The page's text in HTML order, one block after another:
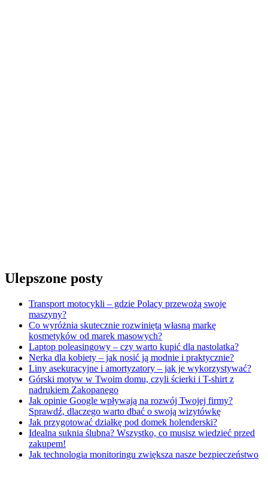
Ulepszone posty
Transport motocykli – gdzie Polacy przewożą swoje
maszyny?
Co wyróżnia skutecznie rozwiniętą własną markę
kosmetyków od marek masowych?
Laptop poleasingowy – czy warto kupić dla nastolatka?
Nerka dla kobiety – jak nosić ją modnie i praktycznie?
Liny asekuracyjne i amortyzatory – jak je wykorzystywać?
Górski motyw w Twoim domu, czyli ścierki i T-shirt z
nadrukiem Zakopanego
Jak opinie Google wpływają na rozwój Twojej firmy?
Sprawdź, dlaczego warto dbać o swoją wizytówkę
Jak przygotować działkę pod domek holenderski?
Idealna suknia ślubna? Wszystko, co musisz wiedzieć przed
zakupem!
Jak technologia monitoringu zwiększa nasze bezpieczeństwo